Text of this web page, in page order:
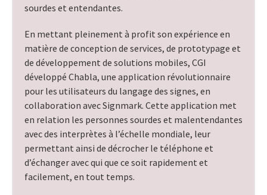
sourdes et entendantes.
En mettant pleinement à profit son expérience en
matière de conception de services, de prototypage et
de développement de solutions mobiles, CGI
développé Chabla, une application révolutionnaire
pour les utilisateurs du langage des signes, en
collaboration avec Signmark. Cette application met
en relation les personnes sourdes et malentendantes
avec des interprètes à l’échelle mondiale, leur
permettant ainsi de décrocher le téléphone et
d’échanger avec qui que ce soit rapidement et
facilement, en tout temps.